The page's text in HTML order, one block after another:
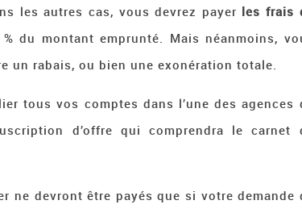
les autres cas, vous devrez payer les frais
du montant emprunté. Mais néanmoins,
un rabais, ou bien une exonération totale.
tous vos comptes dans l’une des agences
d’offre qui comprendra le carnet
ne devront être payés que si votre demande